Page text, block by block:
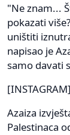
"Ne znam...
pokazati
uništiti
napisao je
samo davati
Azaiza
Palestinaca